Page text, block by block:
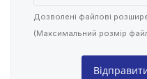
Дозволені файлові
(Максимальний розмір